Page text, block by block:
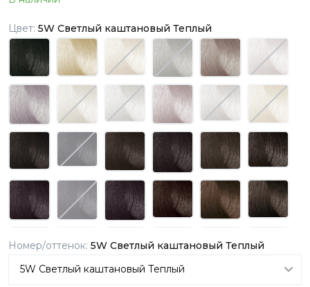
Цвет: 5W Светлый каштановый Теплый
Номер/оттенок: 5W Светлый каштановый Теплый